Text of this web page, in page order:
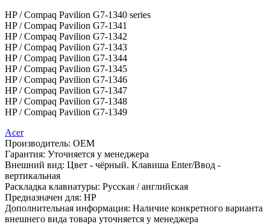
HP / Compaq Pavilion G7-1340 series
HP / Compaq Pavilion G7-1341
HP / Compaq Pavilion G7-1342
HP / Compaq Pavilion G7-1343
HP / Compaq Pavilion G7-1344
HP / Compaq Pavilion G7-1345
HP / Compaq Pavilion G7-1346
HP / Compaq Pavilion G7-1347
HP / Compaq Pavilion G7-1348
HP / Compaq Pavilion G7-1349
Acer
Производитель: OEM
Гарантия: Уточняется у менеджера
Внешний вид: Цвет - чёрный. Клавиша Enter/Ввод -
вертикальная
Раскладка клавиатуры: Русская / английская
Предназначен для: HP
Дополнительная информация: Наличие конкретного варианта
внешнего вида товара уточняется у менеджера